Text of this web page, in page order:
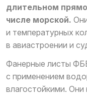
длительном
числе морской.
и температурных
в авиастроении и
Фанерные листы
с применением
влагостойкими. Они